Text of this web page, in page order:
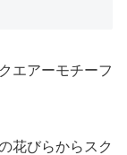
エアーモチーフ
花びらからスク